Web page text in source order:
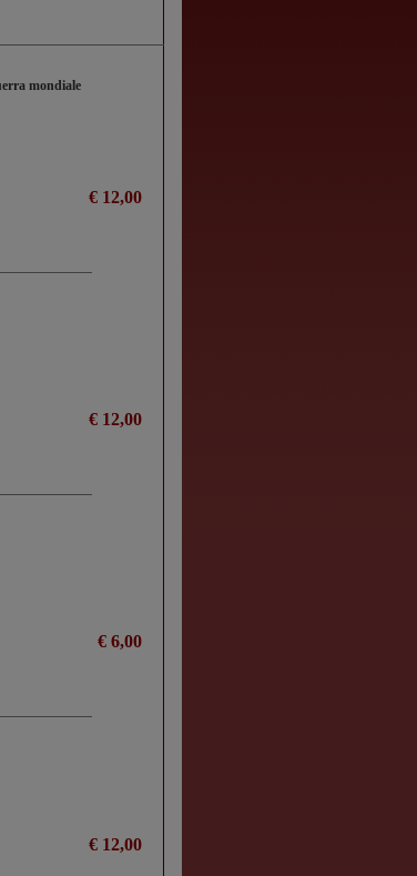
mondiale
€ 12,00
€ 12,00
€ 6,00
€ 12,00